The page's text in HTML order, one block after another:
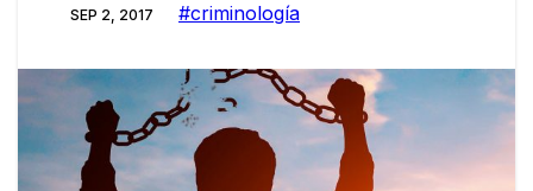
SEP 2, 2017 #criminología